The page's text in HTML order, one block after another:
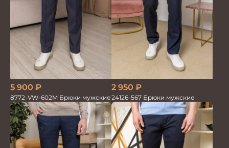
5 900 ₽
8772-VW-602M Брюки мужские
2 950 ₽
24126-567 Брюки мужские